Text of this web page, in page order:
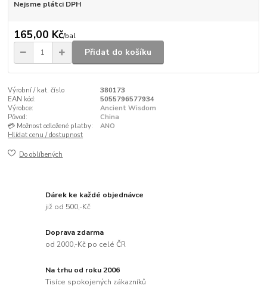
Nejsme plátci DPH
165,00 Kč/bal
Přidat do košíku
Výrobní / kat. číslo
380173
EAN kód:
5055796577934
Výrobce:
Ancient Wisdom
Původ:
China
💳 Možnost odložené platby:
ANO
Hlídat cenu / dostupnost
Do oblíbených
Dárek ke každé objednávce
již od 500,-Kč
Doprava zdarma
od 2000,-Kč po celé ČR
Na trhu od roku 2006
Tisíce spokojených zákazníků